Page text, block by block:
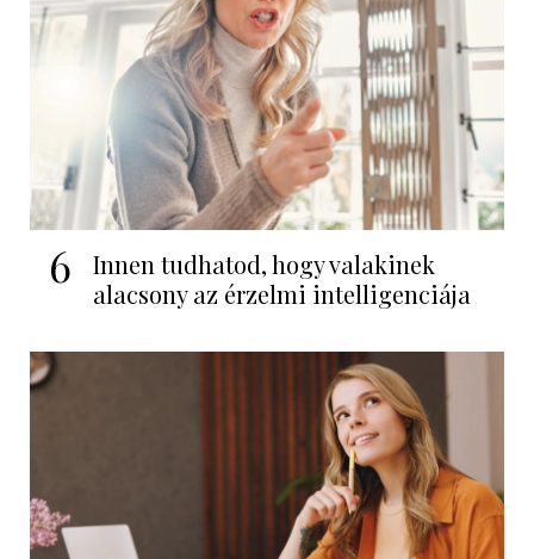
6
Innen tudhatod, hogy valakinek
alacsony az érzelmi intelligenciája